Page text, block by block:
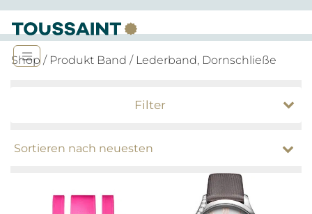
Shop / Produkt Band / Lederband, Dornschließe
Filter